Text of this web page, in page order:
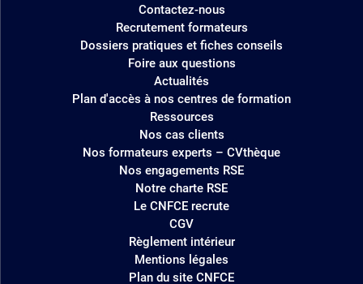
Contactez-nous
Recrutement formateurs
Dossiers pratiques et fiches conseils
Foire aux questions
Actualités
Plan d'accès à nos centres de formation
Ressources
Nos cas clients
Nos formateurs experts – CVthèque
Nos engagements RSE
Notre charte RSE
Le CNFCE recrute
CGV
Règlement intérieur
Mentions légales
Plan du site CNFCE